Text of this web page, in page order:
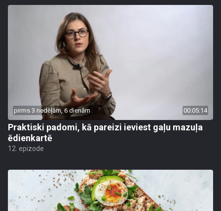
pirms 3 nedēļām, 6 dienām 00:05:14
Praktiski padomi, kā pareizi ieviest gaļu mazuļa
ēdienkartē
12. epizode